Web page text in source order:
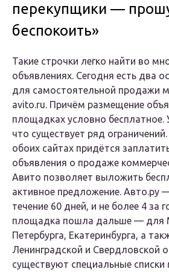
перекупщики —
беспокоить»
Такие строчки легко найти во
объявлениях. Сегодня есть два
для самостоятельной продажи
avito.ru. Причём размещение
площадках условно
что существует ряд
обоих сайтах придётся
объявления о продаже
Авито позволяет выложить
активное предложение. Авто.ру
течение 60 дней, и не более 4 за
площадка пошла дальше — для
Петербурга, Екатеринбурга, а
Ленинградской и Свердловской
существуют специальные